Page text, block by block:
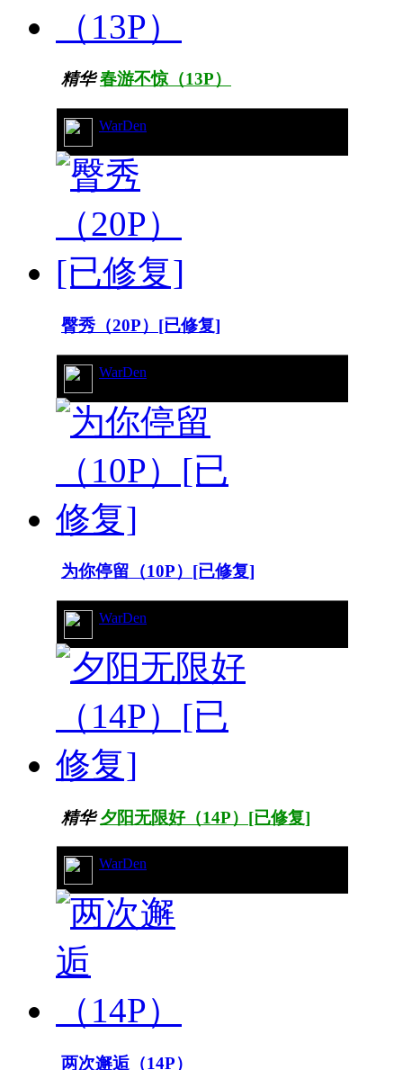
精华 春游不惊（13P）
WarDen
臀秀（20P）[已修复]
WarDen
为你停留（10P）[已修复]
WarDen
精华 夕阳无限好（14P）[已修复]
WarDen
两次邂逅（14P）